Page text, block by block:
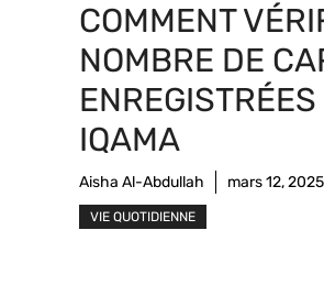
COMMENT
NOMBRE DE
IQAMA
Aisha Al-Abdullah mars 12, 2025
VIE QUOTIDIENNE